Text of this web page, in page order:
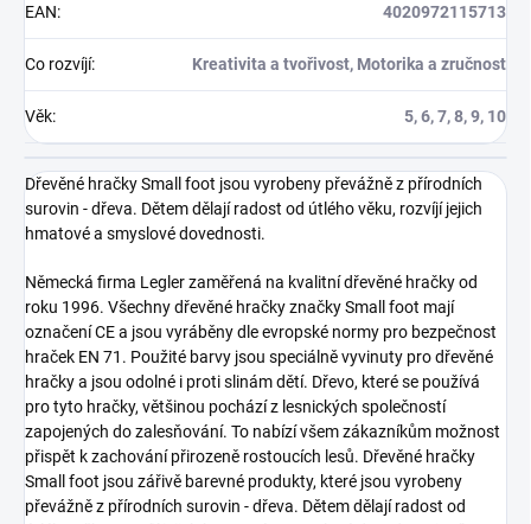
EAN: 4020972115713
Co rozvíjí: Kreativita a tvořivost, Motorika a zručnost
Věk: 5, 6, 7, 8, 9, 10
Dřevěné hračky Small foot jsou vyrobeny převážně z přírodních
surovin - dřeva. Dětem dělají radost od útlého věku, rozvíjí jejich
hmatové a smyslové dovednosti.
Německá firma Legler zaměřená na kvalitní dřevěné hračky od
roku 1996. Všechny dřevěné hračky značky Small foot mají
označení CE a jsou vyráběny dle evropské normy pro bezpečnost
hraček EN 71. Použité barvy jsou speciálně vyvinuty pro dřevěné
hračky a jsou odolné i proti slinám dětí. Dřevo, které se používá
pro tyto hračky, většinou pochází z lesnických společností
zapojených do zalesňování. To nabízí všem zákazníkům možnost
přispět k zachování přirozeně rostoucích lesů. Dřevěné hračky
Small foot jsou zářivě barevné produkty, které jsou vyrobeny
převážně z přírodních surovin - dřeva. Dětem dělají radost od